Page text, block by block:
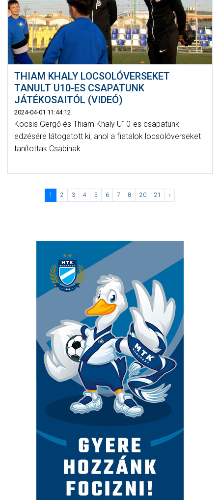
THIAM KHALY LOCSOLÓVERSEKET
TANULT U10-ES CSAPATUNK
JÁTÉKOSAITÓL (VIDEÓ)
2024-04-01 11:44:12
Kocsis Gergő és Thiam Khaly U10-es csapatunk
edzésére látogatott ki, ahol a fiatalok locsolóverseket
tanítottak Csabinak...
1 2 3 4 5 6 7 8 20 21 ›